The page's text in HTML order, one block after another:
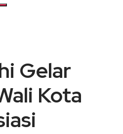
Gelar
Kota